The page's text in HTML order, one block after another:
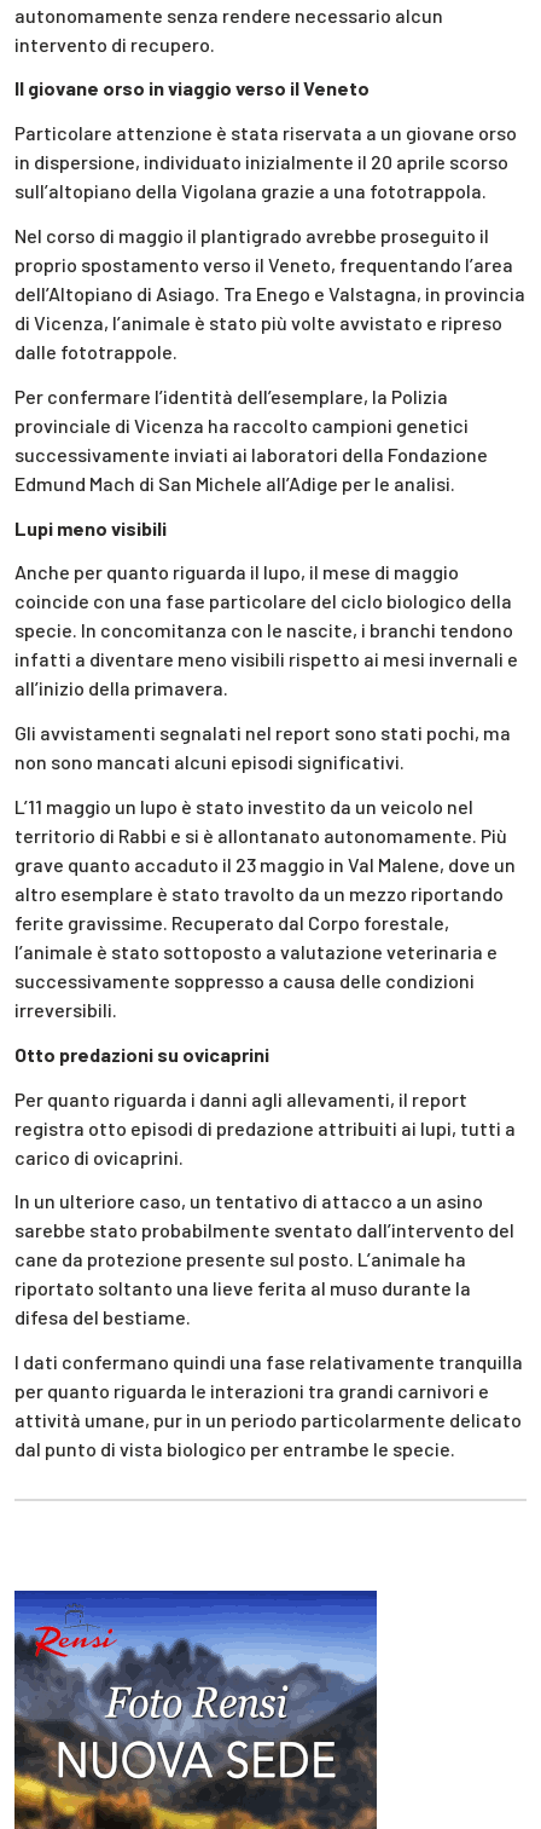
autonomamente senza rendere necessario alcun
intervento di recupero.
Il giovane orso in viaggio verso il Veneto
Particolare attenzione è stata riservata a un giovane orso
in dispersione, individuato inizialmente il 20 aprile scorso
sull’altopiano della Vigolana grazie a una fototrappola.
Nel corso di maggio il plantigrado avrebbe proseguito il
proprio spostamento verso il Veneto, frequentando l’area
dell’Altopiano di Asiago. Tra Enego e Valstagna, in provincia
di Vicenza, l’animale è stato più volte avvistato e ripreso
dalle fototrappole.
Per confermare l’identità dell’esemplare, la Polizia
provinciale di Vicenza ha raccolto campioni genetici
successivamente inviati ai laboratori della Fondazione
Edmund Mach di San Michele all’Adige per le analisi.
Lupi meno visibili
Anche per quanto riguarda il lupo, il mese di maggio
coincide con una fase particolare del ciclo biologico della
specie. In concomitanza con le nascite, i branchi tendono
infatti a diventare meno visibili rispetto ai mesi invernali e
all’inizio della primavera.
Gli avvistamenti segnalati nel report sono stati pochi, ma
non sono mancati alcuni episodi significativi.
L’11 maggio un lupo è stato investito da un veicolo nel
territorio di Rabbi e si è allontanato autonomamente. Più
grave quanto accaduto il 23 maggio in Val Malene, dove un
altro esemplare è stato travolto da un mezzo riportando
ferite gravissime. Recuperato dal Corpo forestale,
l’animale è stato sottoposto a valutazione veterinaria e
successivamente soppresso a causa delle condizioni
irreversibili.
Otto predazioni su ovicaprini
Per quanto riguarda i danni agli allevamenti, il report
registra otto episodi di predazione attribuiti ai lupi, tutti a
carico di ovicaprini.
In un ulteriore caso, un tentativo di attacco a un asino
sarebbe stato probabilmente sventato dall’intervento del
cane da protezione presente sul posto. L’animale ha
riportato soltanto una lieve ferita al muso durante la
difesa del bestiame.
I dati confermano quindi una fase relativamente tranquilla
per quanto riguarda le interazioni tra grandi carnivori e
attività umane, pur in un periodo particolarmente delicato
dal punto di vista biologico per entrambe le specie.